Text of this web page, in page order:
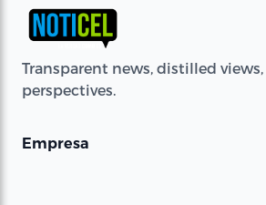
Transparent news, distilled
perspectives.
Empresa